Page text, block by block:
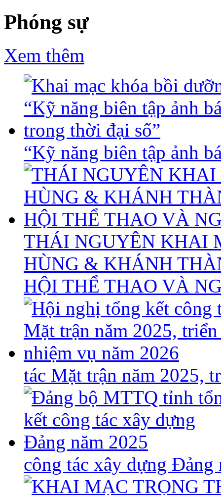
Phóng sự
Xem thêm
“Kỹ năng biên tập ảnh
THÁI NGUYÊN KHAI
HÙNG & KHÁNH
HỘI THỂ THAO VÀ
tác Mặt trận năm 2025,
công tác xây dựng Đảng